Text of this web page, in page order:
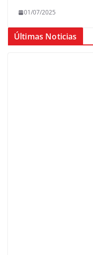
01/07/2025
Últimas Noticias